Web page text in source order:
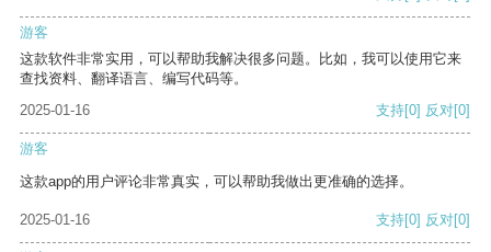
游客
这款软件非常实用，可以帮助我解决很多问题。比如，我可以使用它来
查找资料、翻译语言、编写代码等。
2025-01-16
支持[0] 反对[0]
游客
这款app的用户评论非常真实，可以帮助我做出更准确的选择。
2025-01-16 支持[0] 反对[0]